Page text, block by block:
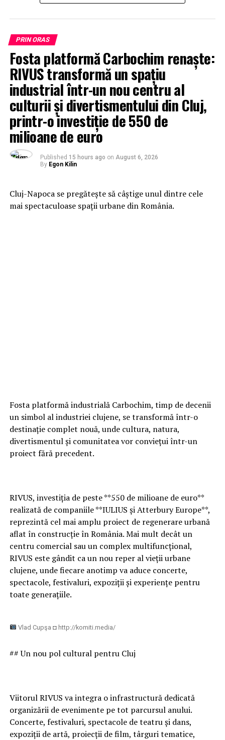
PRIN ORAS
Fosta platformă Carbochim renaște:
RIVUS transformă un spațiu
industrial într-un nou centru al
culturii și divertismentului din Cluj,
printr-o investiție de 550 de
milioane de euro
Published 15 hours ago on August 6, 2026
By Egon Kilin
Cluj-Napoca se pregătește să câștige unul dintre cele
mai spectaculoase spații urbane din România.
Fosta platformă industrială Carbochim, timp de decenii
un simbol al industriei clujene, se transformă într-o
destinație complet nouă, unde cultura, natura,
divertismentul și comunitatea vor conviețui într-un
proiect fără precedent.
RIVUS, investiția de peste **550 de milioane de euro**
realizată de companiile **IULIUS și Atterbury Europe**,
reprezintă cel mai amplu proiect de regenerare urbană
aflat în construcție în România. Mai mult decât un
centru comercial sau un complex multifuncțional,
RIVUS este gândit ca un nou reper al vieții urbane
clujene, unde fiecare anotimp va aduce concerte,
spectacole, festivaluri, expoziții și experiențe pentru
toate generațiile.
Vlad Cupşa ◘ http://komiti.media/
## Un nou pol cultural pentru Cluj
Viitorul RIVUS va integra o infrastructură dedicată
organizării de evenimente pe tot parcursul anului.
Concerte, festivaluri, spectacole de teatru și dans,
expoziții de artă, proiecții de film, târguri tematice,